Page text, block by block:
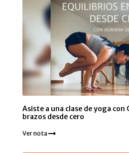
Asiste a una clase de yoga con
brazos desde cero
Ver nota